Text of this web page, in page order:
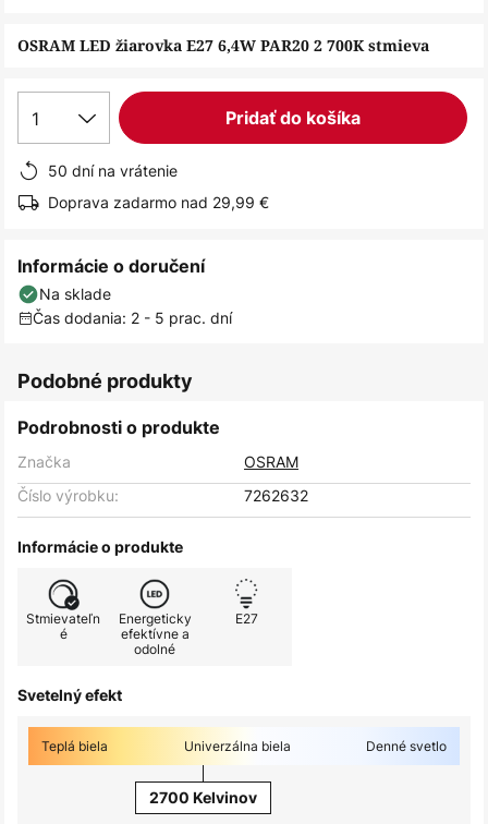
obrázkov
OSRAM LED žiarovka E27 6,4W PAR20 2 700K stmieva
1 Pridať do košíka
50 dní na vrátenie
Doprava zadarmo nad 29,99 €
Informácie o doručení
Na sklade
Čas dodania: 2 - 5 prac. dní
Podobné produkty
Podrobnosti o produkte
Značka
OSRAM
Číslo výrobku:
7262632
Informácie o produkte
Stmievateľn
é
Energeticky
efektívne a
odolné
E27
Svetelný efekt
Teplá biela Univerzálna biela Denné svetlo
2700 Kelvinov